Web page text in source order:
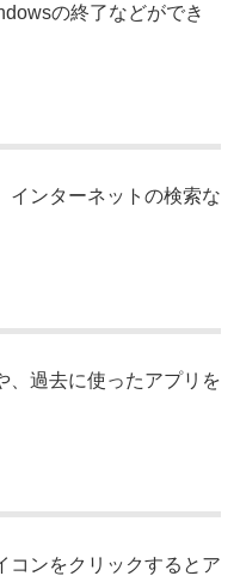
の終了などができ
インターネットの検索な
、過去に使ったアプリを
コンをクリックするとア